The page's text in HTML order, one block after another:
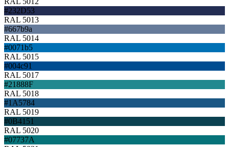
#232D53
RAL 5013
#667b9a
RAL 5014
#0071b5
RAL 5015
#004c91
RAL 5017
#21888F
RAL 5018
#1A5784
RAL 5019
#0B4151
RAL 5020
#07737A